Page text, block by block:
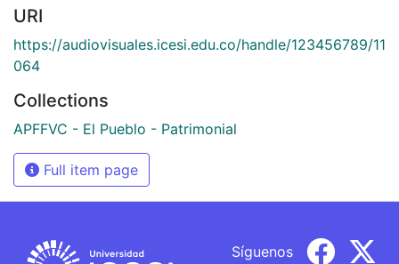
URI
https://audiovisuales.icesi.edu.co/handle/123456789/11
064
Collections
APFFVC - El Pueblo - Patrimonial
Full item page
Síguenos